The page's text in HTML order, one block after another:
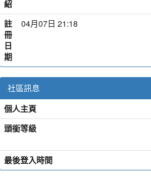
紹
註
冊
日
期
04月07日 21:18
社區訊息
個人主頁
頭銜等級
最後登入時間